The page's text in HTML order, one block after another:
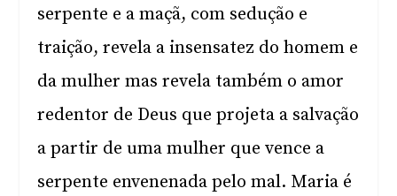
serpente e a maçã, com sedução e
traição, revela a insensatez do homem e
da mulher mas revela também o amor
redentor de Deus que projeta a salvação
a partir de uma mulher que vence a
serpente envenenada pelo mal. Maria é